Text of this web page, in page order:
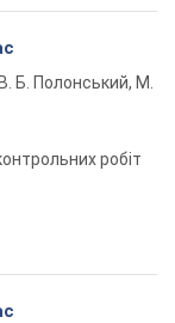
Б. Полонський, М.
робіт